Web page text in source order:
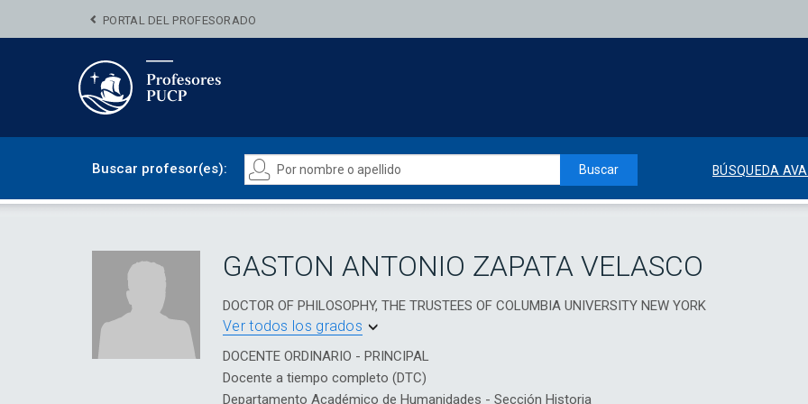
PORTAL DEL PROFESORADO
Buscar profesor(es): Buscar BÚSQUEDA
GASTON ANTONIO ZAPATA VELASCO
DOCTOR OF PHILOSOPHY, THE TRUSTEES OF COLUMBIA UNIVERSITY NEW YORK
Ver todos los grados
DOCENTE ORDINARIO - PRINCIPAL
Docente a tiempo completo (DTC)
Departamento Académico de Humanidades - Sección Historia